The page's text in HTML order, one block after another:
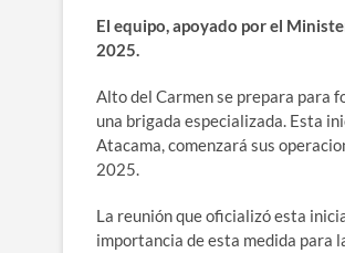
El equipo, apoyado por el
2025.
Alto del Carmen se prepara para
una brigada especializada. Esta
Atacama, comenzará sus
2025.
La reunión que oficializó esta
importancia de esta medida para